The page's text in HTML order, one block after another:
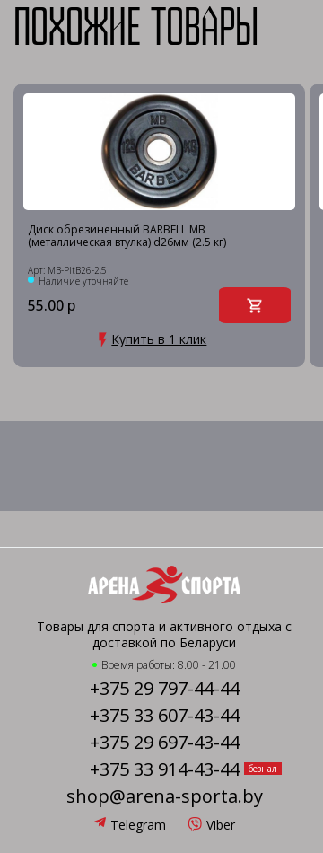
Похожие товары
Диск обрезиненный BARBELL MB
(металлическая втулка) d26мм (2.5 кг)
Арт: MB-PltB26-2,5
Наличие уточняйте
55.00 р
Купить в 1 клик
Товары для спорта и активного отдыха с
доставкой по Беларуси
Время работы: 8.00 - 21.00
+375 29 797-44-44
+375 33 607-43-44
+375 29 697-43-44
+375 33 914-43-44
безнал
shop@arena-sporta.by
Telegram Viber